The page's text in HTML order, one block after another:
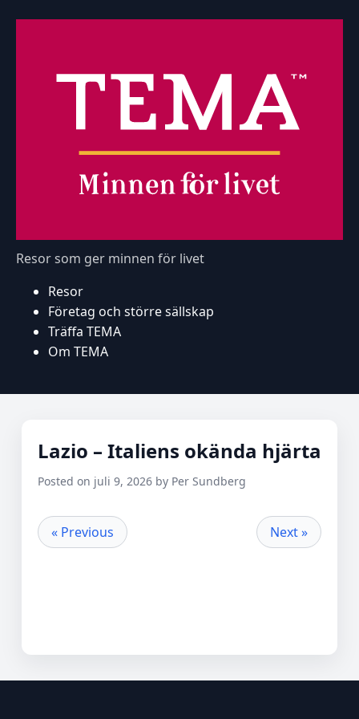
Resor som ger minnen för livet
Resor
Företag och större sällskap
Träffa TEMA
Om TEMA
Lazio – Italiens okända hjärta
Posted on juli 9, 2026 by Per Sundberg
« Previous Next »